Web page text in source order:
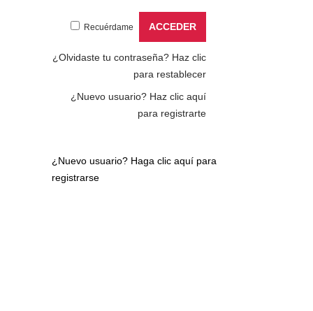
Recuérdame
¿Olvidaste tu contraseña? Haz clic
para restablecer
¿Nuevo usuario? Haz clic aquí
para registrarte
¿Nuevo usuario? Haga clic aquí para
registrarse